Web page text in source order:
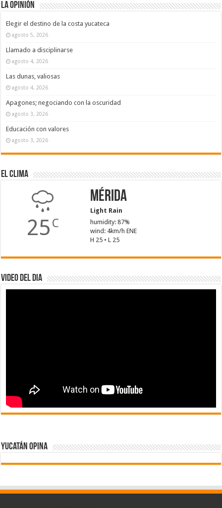
La Opinión
Elegir el destino de la costa yucateca
agosto 5, 2026
Llamado a disciplinarse
agosto 4, 2026
Las dunas, valiosas
agosto 4, 2026
Apagones; negociando con la oscuridad
agosto 3, 2026
Educación con valores
agosto 3, 2026
El Clima
25 C
Mérida
Light Rain
humidity: 87%
wind: 4km/h ENE
H 25 • L 25
Video del dia
Yucatán Opina